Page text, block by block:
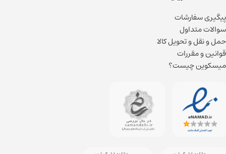
پیگیری سفارشات
سوالات متداول
حمل و نقل و تحویل کالا
قوانین و مقررات
میسکوین چیست؟